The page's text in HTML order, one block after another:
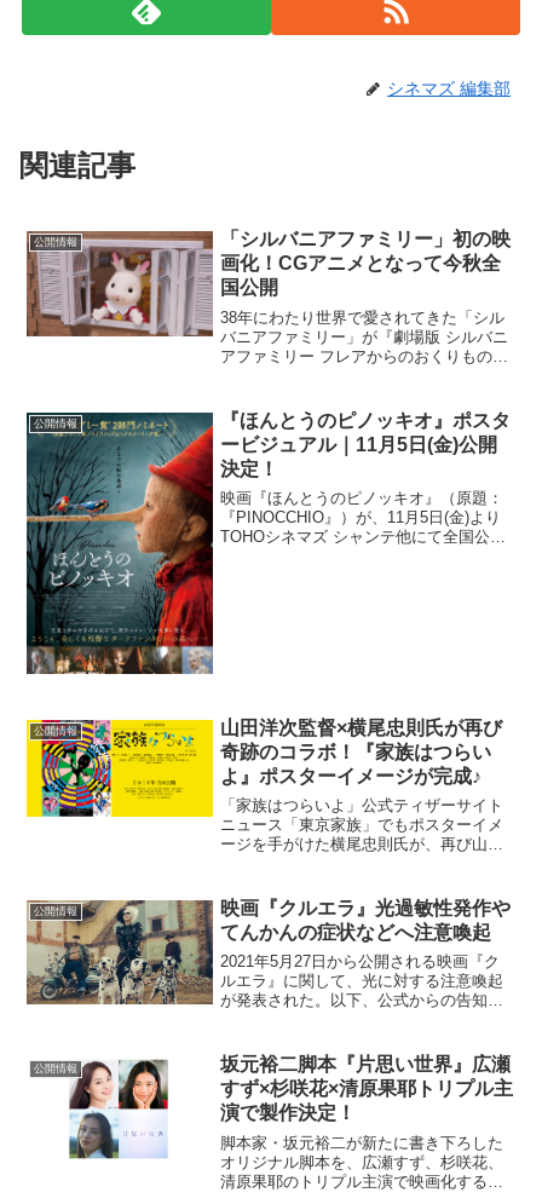
シネマズ 編集部
関連記事
公開情報
「シルバニアファミリー」初の映
画化！CGアニメとなって今秋全
国公開
38年にわたり世界で愛されてきた「シル
バニアファミリー」が『劇場版 シルバニ
アファミリー フレアからのおくりもの』
年ものヒストリーを積み重ねてきた「シ
ルバニア...
公開情報
『ほんとうのピノッキオ』ポスタ
ービジュアル｜11月5日(金)公開
決定！
映画『ほんとうのピノッキオ』（原題：
『PINOCCHIO』）が、11月5日(金)より
TOHOシネマズ シャンテ他にて全国公開
公開情報
山田洋次監督×横尾忠則氏が再び
奇跡のコラボ！『家族はつらい
よ』ポスターイメージが完成♪
「家族はつらいよ」公式ティザーサイト
ニュース「東京家族」でもポスターイメ
ージを手がけた横尾忠則氏が、再び山田
トリエ改装をきっかけに撮影スタジオ内
にアトリエスペースを特...
公開情報
映画『クルエラ』光過敏性発作や
てんかんの症状などへ注意喚起
2021年5月27日から公開される映画『ク
ルエラ』に関して、光に対する注意喚起
が発表された。以下、公式からの告知同
なられた場合、光過敏性発作やてんかん
の症状など、光...
公開情報
坂元裕二脚本『片思い世界』広瀬
すず×杉咲花×清原果耶トリプル主
演で製作決定！
脚本家・坂元裕二が新たに書き下ろした
オリジナル脚本を、広瀬すず、杉咲花、
清原果耶のトリプル主演で映画化する